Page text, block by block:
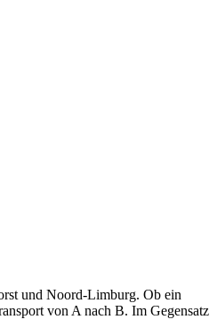
und Noord-Limburg. Ob ein
von A nach B. Im Gegensatz